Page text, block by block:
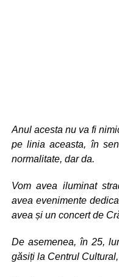
Anul acesta nu va fi
pe linia aceasta, în
normalitate, dar da.
Vom avea iluminat
avea evenimente
avea și un concert de
De asemenea, în 25,
găsiți la Centrul